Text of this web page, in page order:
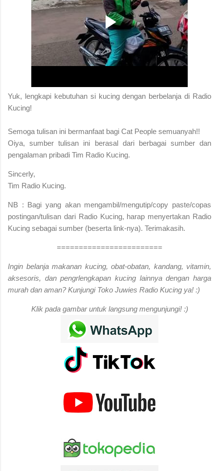
Yuk, lengkapi kebutuhan si kucing dengan berbelanja di Radio
Kucing!
Semoga tulisan ini bermanfaat bagi Cat People semuanyah!!
Oiya, sumber tulisan ini berasal dari berbagai sumber dan
pengalaman pribadi Tim Radio Kucing.
Sincerly,
Tim Radio Kucing.
NB : Bagi yang akan mengambil/mengutip/copy paste/copas
postingan/tulisan dari Radio Kucing, harap menyertakan Radio
Kucing sebagai sumber (beserta link-nya). Terimakasih.
========================
Ingin belanja makanan kucing, obat-obatan, kandang, vitamin,
aksesoris, dan pengrlengkapan kucing lainnya dengan harga
murah dan aman? Kunjungi Toko Juwies Radio Kucing ya! :)
Klik pada gambar untuk langsung mengunjungi! :)